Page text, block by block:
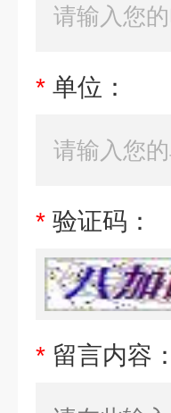
* 单位：
* 验证码：
* 留言内容：